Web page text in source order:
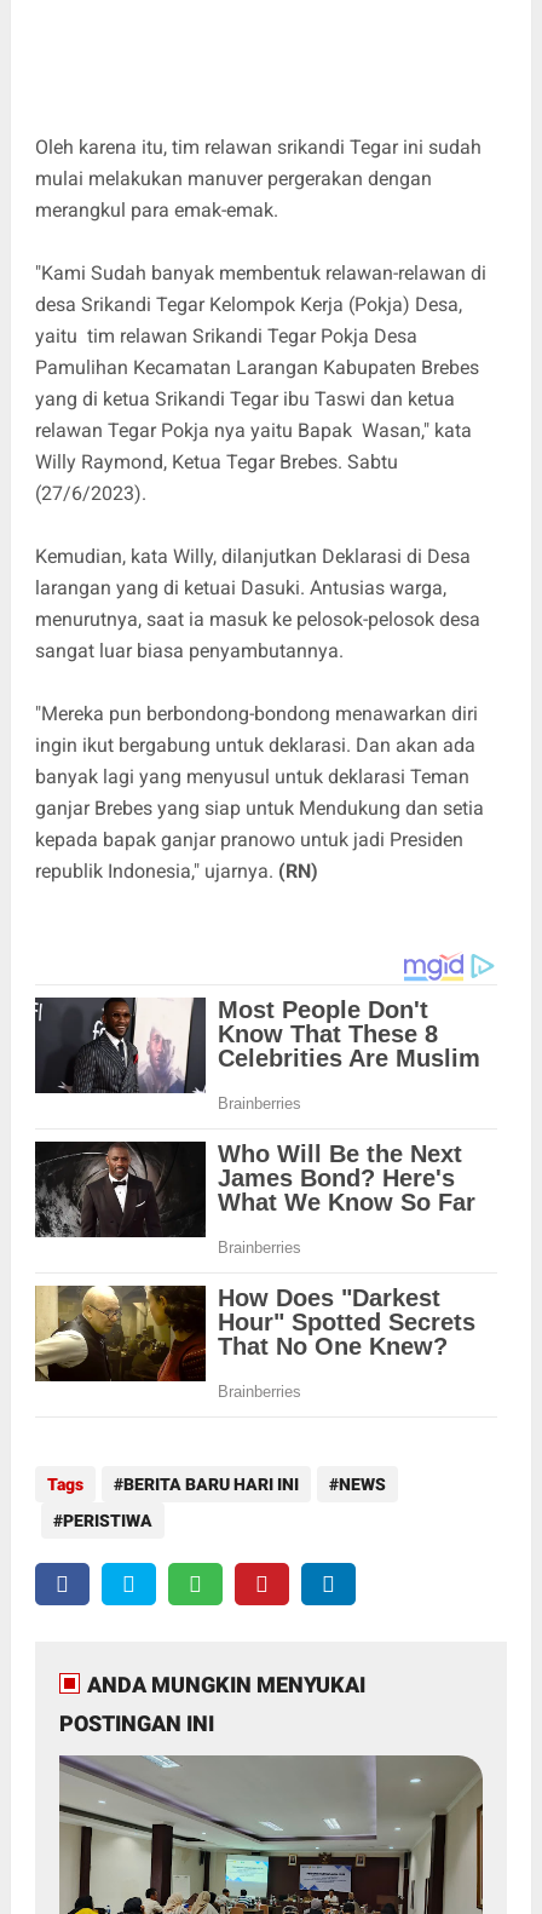
Oleh karena itu, tim relawan srikandi Tegar ini sudah
mulai melakukan manuver pergerakan dengan
merangkul para emak-emak.
"Kami Sudah banyak membentuk relawan-relawan di
desa Srikandi Tegar Kelompok Kerja (Pokja) Desa,
yaitu tim relawan Srikandi Tegar Pokja Desa
Pamulihan Kecamatan Larangan Kabupaten Brebes
yang di ketua Srikandi Tegar ibu Taswi dan ketua
relawan Tegar Pokja nya yaitu Bapak Wasan," kata
Willy Raymond, Ketua Tegar Brebes. Sabtu
(27/6/2023).
Kemudian, kata Willy, dilanjutkan Deklarasi di Desa
larangan yang di ketuai Dasuki. Antusias warga,
menurutnya, saat ia masuk ke pelosok-pelosok desa
sangat luar biasa penyambutannya.
"Mereka pun berbondong-bondong menawarkan diri
ingin ikut bergabung untuk deklarasi. Dan akan ada
banyak lagi yang menyusul untuk deklarasi Teman
ganjar Brebes yang siap untuk Mendukung dan setia
kepada bapak ganjar pranowo untuk jadi Presiden
republik Indonesia," ujarnya. (RN)
Tags BERITA BARU HARI INI
NEWS
PERISTIWA
ANDA MUNGKIN MENYUKAI
POSTINGAN INI